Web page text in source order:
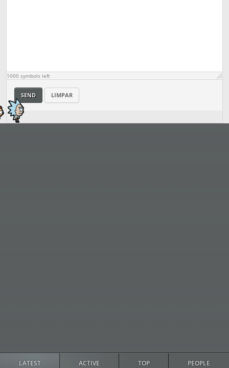
LATEST ACTIVE TOP PEOPLE
1000 symbols left
SEND LIMPAR